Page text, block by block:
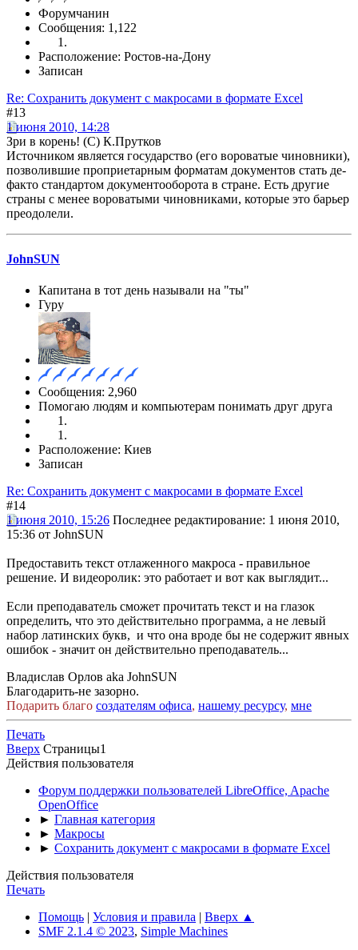
Форумчанин
Сообщения: 1,122
Расположение: Ростов-на-Дону
Записан
Re: Сохранить документ с макросами в формате Excel
#13
1 июня 2010, 14:28
Зри в корень! (С) К.Прутков
Источником является государство (его вороватые чиновники),
позволившие проприетарным форматам документов стать де-
факто стандартом документооборота в стране. Есть другие
страны с менее вороватыми чиновниками, которые это барьер
преодолели.
JohnSUN
Капитана в тот день называли на "ты"
Гуру
Сообщения: 2,960
Помогаю людям и компьютерам понимать друг друга
Расположение: Киев
Записан
Re: Сохранить документ с макросами в формате Excel
#14
1 июня 2010, 15:26 Последнее редактирование: 1 июня 2010,
15:36 от JohnSUN
Предоставить текст отлаженного макроса - правильное
решение. И видеоролик: это работает и вот как выглядит...
Если преподаватель сможет прочитать текст и на глазок
определить, что это действительно программа, а не левый
набор латинских букв, и что она вроде бы не содержит явных
ошибок - значит он действительно преподаватель...
Владислав Орлов aka JohnSUN
Благодарить-не зазорно.
Подарить благо создателям офиса, нашему ресурсу, мне
Печать
Вверх Страницы1
Действия пользователя
Форум поддержки пользователей LibreOffice, Apache
OpenOffice
► Главная категория
► Макросы
► Сохранить документ с макросами в формате Excel
Действия пользователя
Печать
Помощь
Условия и правила
Вверх ▲
SMF 2.1.4 © 2023, Simple Machines